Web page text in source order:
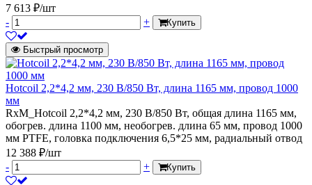
7 613 ₽/шт
-
+ Купить
Быстрый просмотр
Hotcoil 2,2*4,2 мм, 230 В/850 Вт, длина 1165 мм, провод 1000
мм
RxM_Hotcoil 2,2*4,2 мм, 230 В/850 Вт, общая длина 1165 мм,
обогрев. длина 1100 мм, необогрев. длина 65 мм, провод 1000
мм PTFE, головка подключения 6,5*25 мм, радиальный отвод
12 388 ₽/шт
-
+ Купить